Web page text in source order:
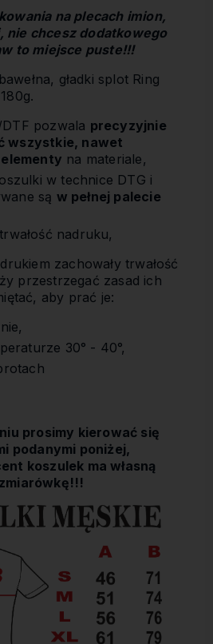
na plecach imion,
nie chcesz dodatkowego
to miejsce puste!!!
gładki splot Ring
pozwala precyzyjnie
wszystkie, nawet
na materiale,
w technice DTG i
są w pełnej palecie
nadruku,
zachowały trwałość
przestrzegać zasad ich
aby prać je:
30° - 40°,
prosimy kierować się
podanymi poniżej,
koszulek ma własną